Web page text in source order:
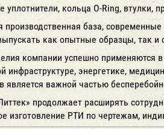
уплотнители, кольца O-Ring,
производственная база,
как опытные образцы, так
компании успешно применяются
инфраструктуре, энергетике,
является важной частью
продолжает расширять
изготовление РТИ по чертежам,